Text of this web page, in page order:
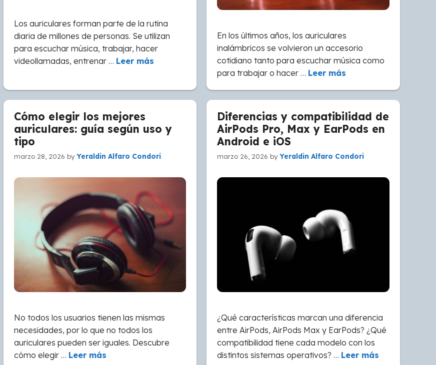
Los auriculares forman parte de la rutina
diaria de millones de personas. Se utilizan
para escuchar música, trabajar, hacer
videollamadas, entrenar … Leer más
En los últimos años, los auriculares
inalámbricos se volvieron un accesorio
cotidiano tanto para escuchar música como
para trabajar o hacer … Leer más
Cómo elegir los mejores
auriculares: guía según uso y
tipo
marzo 28, 2026 byYeraldin Alfaro Condori
No todos los usuarios tienen las mismas
necesidades, por lo que no todos los
auriculares pueden ser iguales. Descubre
cómo elegir … Leer más
Diferencias y compatibilidad de
AirPods Pro, Max y EarPods en
Android e iOS
marzo 26, 2026 byYeraldin Alfaro Condori
¿Qué características marcan una diferencia
entre AirPods, AirPods Max y EarPods? ¿Qué
compatibilidad tiene cada modelo con los
distintos sistemas operativos? … Leer más